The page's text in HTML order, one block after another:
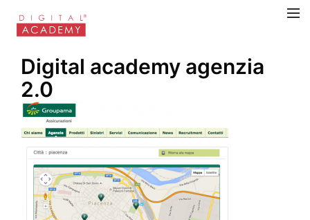
Digital academy agenzia
2.0